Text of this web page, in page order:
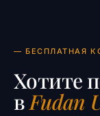
— БЕСПЛАТНАЯ
Хотите
вFudan